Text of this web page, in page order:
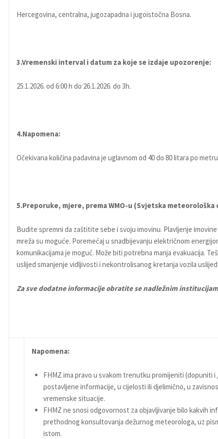
Hercegovina, centralna, jugozapadna i jugoistočna Bosna.
3.Vremenski interval i datum za koje se izdaje upozorenje:
25.1.2026. od 6:00 h do 26.1.2026. do 3h.
4.Napomena:
Očekivana količina padavina je uglavnom od 40 do 80 litara po
5.Preporuke, mjere, prema WMO-u (Svjetska meteorološka
Budite spremni da zaštitite sebe i svoju imovinu. Plavljenje
mreža su moguće. Poremećaj u snadbijevanju električnom
komunikacijama je moguć. Može biti potrebna manja evakuacija.
uslijed smanjenje vidljivosti i nekontrolisanog kretanja vozila
Za sve dodatne informacije obratite se nadležnim
Napomena:
FHMZ ima pravo u svakom trenutku promijeniti (dopuniti i
postavljene informacije, u cijelosti ili djelimično, u
vremenske situacije.
FHMZ ne snosi odgovornost za objavljivanje bilo kakvih
prethodnog konsultovanja dežurnog meteorologa, uz
istom.